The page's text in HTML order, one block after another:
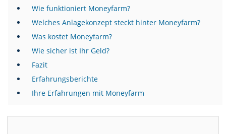
Wie funktioniert Moneyfarm?
Welches Anlagekonzept steckt hinter Moneyfarm?
Was kostet Moneyfarm?
Wie sicher ist Ihr Geld?
Fazit
Erfahrungsberichte
Ihre Erfahrungen mit Moneyfarm